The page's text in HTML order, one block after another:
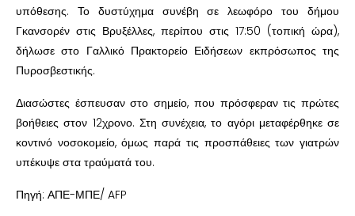
υπόθεσης. Το δυστύχημα συνέβη σε λεωφόρο του δήμου
Γκανσορέν στις Βρυξέλλες, περίπου στις 17:50 (τοπική ώρα),
δήλωσε στο Γαλλικό Πρακτορείο Ειδήσεων εκπρόσωπος της
Πυροσβεστικής.
Διασώστες έσπευσαν στο σημείο, που πρόσφεραν τις πρώτες
βοήθειες στον 12χρονο. Στη συνέχεια, το αγόρι μεταφέρθηκε σε
κοντινό νοσοκομείο, όμως παρά τις προσπάθειες των γιατρών
υπέκυψε στα τραύματά του.
Πηγή: ΑΠΕ-ΜΠΕ/ AFP